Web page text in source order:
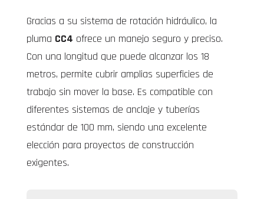
Gracias a su sistema de rotación hidráulico, la
pluma CC4 ofrece un manejo seguro y preciso.
Con una longitud que puede alcanzar los 18
metros, permite cubrir amplias superficies de
trabajo sin mover la base. Es compatible con
diferentes sistemas de anclaje y tuberías
estándar de 100 mm, siendo una excelente
elección para proyectos de construcción
exigentes.